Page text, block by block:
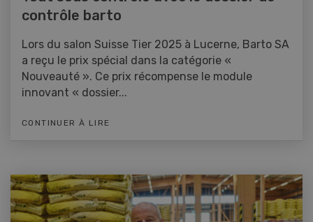
contrôle barto
Lors du salon Suisse Tier 2025 à Lucerne, Barto SA
a reçu le prix spécial dans la catégorie «
Nouveauté ». Ce prix récompense le module
innovant « dossier...
CONTINUER À LIRE